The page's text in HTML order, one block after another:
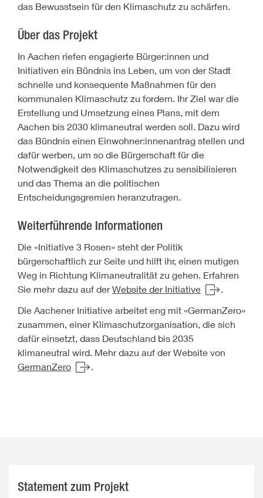
das Bewusstsein für den Klimaschutz zu schärfen.
Über das Projekt
In Aachen riefen engagierte Bürger:innen und
Initiativen ein Bündnis ins Leben, um von der Stadt
schnelle und konsequente Maßnahmen für den
kommunalen Klimaschutz zu fordern. Ihr Ziel war die
Erstellung und Umsetzung eines Plans, mit dem
Aachen bis 2030 klimaneutral werden soll. Dazu wird
das Bündnis einen Einwohner:innenantrag stellen und
dafür werben, um so die Bürgerschaft für die
Notwendigkeit des Klimaschutzes zu sensibilisieren
und das Thema an die politischen
Entscheidungsgremien heranzutragen.
Weiterführende Informationen
Die «Initiative 3 Rosen» steht der Politik
bürgerschaftlich zur Seite und hilft ihr, einen mutigen
Weg in Richtung Klimaneutralität zu gehen. Erfahren
Sie mehr dazu auf derWebsite der Initiative
.
Die Aachener Initiative arbeitet eng mit «GermanZero»
zusammen, einer Klimaschutzorganisation, die sich
dafür einsetzt, dass Deutschland bis 2035
klimaneutral wird. Mehr dazu auf der Website von
GermanZero
.
Statement zum Projekt